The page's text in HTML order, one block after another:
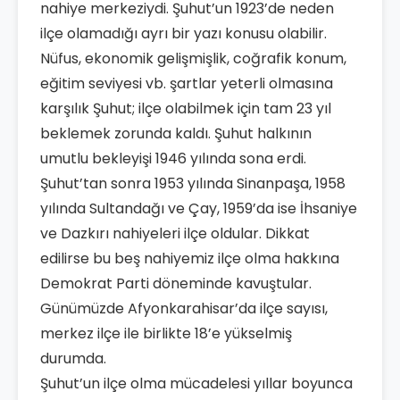
nahiye merkeziydi. Şuhut’un 1923’de neden
ilçe olamadığı ayrı bir yazı konusu olabilir.
Nüfus, ekonomik gelişmişlik, coğrafik konum,
eğitim seviyesi vb. şartlar yeterli olmasına
karşılık Şuhut; ilçe olabilmek için tam 23 yıl
beklemek zorunda kaldı. Şuhut halkının
umutlu bekleyişi 1946 yılında sona erdi.
Şuhut’tan sonra 1953 yılında Sinanpaşa, 1958
yılında Sultandağı ve Çay, 1959’da ise İhsaniye
ve Dazkırı nahiyeleri ilçe oldular. Dikkat
edilirse bu beş nahiyemiz ilçe olma hakkına
Demokrat Parti döneminde kavuştular.
Günümüzde Afyonkarahisar’da ilçe sayısı,
merkez ilçe ile birlikte 18’e yükselmiş
durumda.
Şuhut’un ilçe olma mücadelesi yıllar boyunca